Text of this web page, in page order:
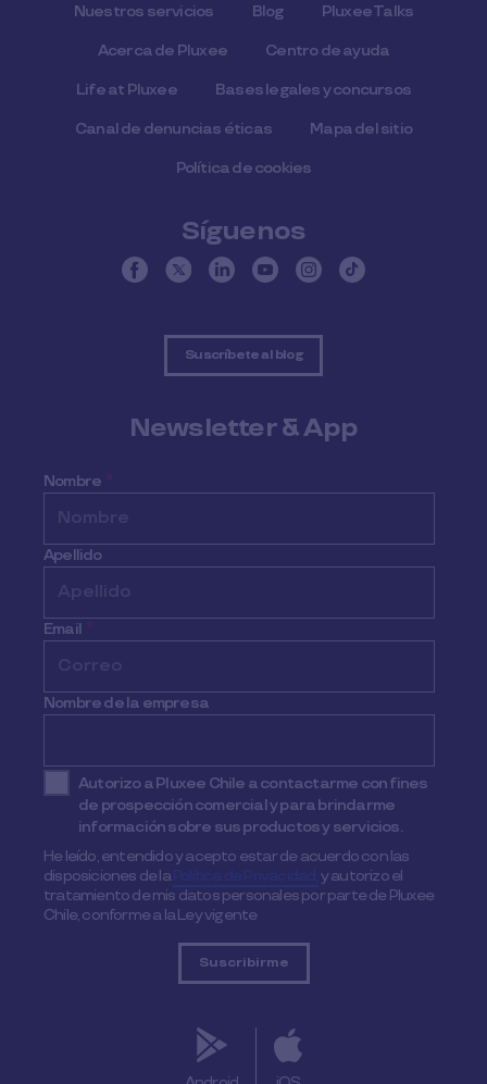
Nuestros servicios Blog Pluxee Talks
Acerca de Pluxee Centro de ayuda
Life at Pluxee Bases legales y concursos
Canal de denuncias éticas Mapa del sitio
Política de cookies
Síguenos
Suscríbete al blog
Newsletter & App
Nombre *
Apellido
Email *
Nombre de la empresa
Autorizo a Pluxee Chile a contactarme con fines
de prospección comercial y para brindarme
información sobre sus productos y servicios.
He leído, entendido y acepto estar de acuerdo con las
disposiciones de laPolítica de Privacidad,y autorizo el
tratamiento de mis datos personales por parte de Pluxee
Chile, conforme a la Ley vigente